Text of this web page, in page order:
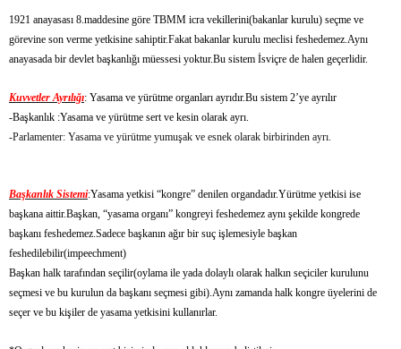
1921 anayasası 8.maddesine göre TBMM icra vekillerini(bakanlar kurulu) seçme ve
görevine son verme yetkisine sahiptir.Fakat bakanlar kurulu meclisi feshedemez.Aynı
anayasada bir devlet başkanlığı müessesi yoktur.Bu sistem İsviçre de halen geçerlidir.
Kuvvetler Ayrılığı: Yasama ve yürütme organları ayrıdır.Bu sistem 2’ye ayrılır
-Başkanlık :Yasama ve yürütme sert ve kesin olarak ayrı.
-Parlamenter: Yasama ve yürütme yumuşak ve esnek olarak birbirinden ayrı.
Başkanlık Sistemi:Yasama yetkisi “kongre” denilen organdadır.Yürütme yetkisi ise
başkana aittir.Başkan, “yasama organı” kongreyi feshedemez aynı şekilde kongrede
başkanı feshedemez.Sadece başkanın ağır bir suç işlemesiyle başkan
feshedilebilir(impeechment)
Başkan halk tarafından seçilir(oylama ile yada dolaylı olarak halkın seçiciler kurulunu
seçmesi ve bu kurulun da başkanı seçmesi gibi).Aynı zamanda halk kongre üyelerini de
seçer ve bu kişiler de yasama yetkisini kullanırlar.